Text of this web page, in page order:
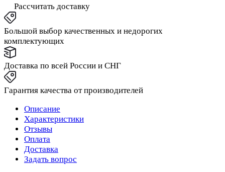
Рассчитать доставку
Большой выбор качественных и недорогих
комплектующих
Доставка по всей России и СНГ
Гарантия качества от производителей
Описание
Характеристики
Отзывы
Оплата
Доставка
Задать вопрос